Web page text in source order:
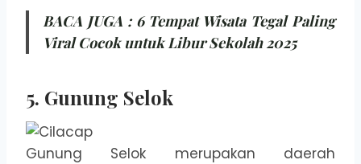
BACA JUGA : 6 Tempat Wisata Tegal Paling
Viral Cocok untuk Libur Sekolah 2025
5. Gunung Selok
Gunung Selok merupakan daerah